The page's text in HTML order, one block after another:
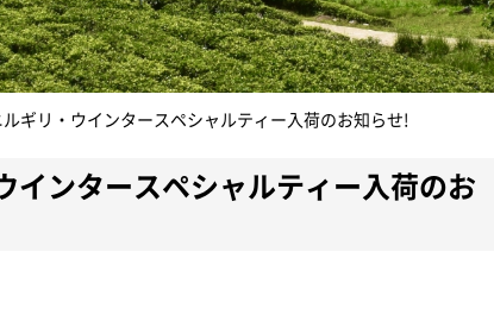
ギリ・ウインタースペシャルティー入荷のお知らせ!
インタースペシャルティー入荷のお